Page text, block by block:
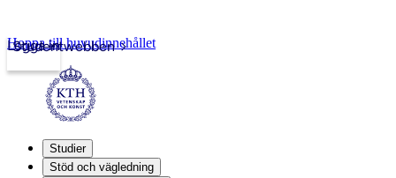
Studentwebben
Logga in
Hoppa till huvudinnehållet
Studier
Stöd och vägledning